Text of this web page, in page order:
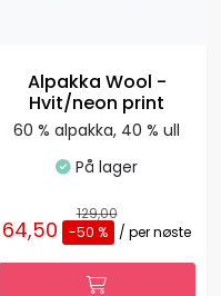
Alpakka Wool -
Hvit/neon print
60 % alpakka, 40 % ull
På lager
129,00
64,50 -50 % / per nøste